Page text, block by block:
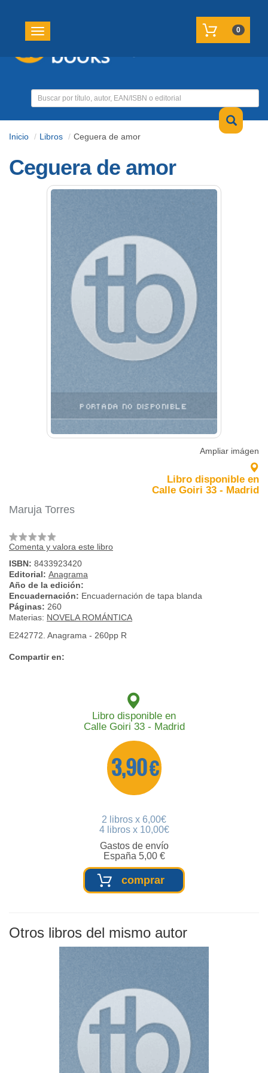
Toggle navigation 0
Inicio Libros Ceguera de amor
Ceguera de amor
Ampliar imágen
Libro disponible en
Calle Goiri 33 - Madrid
Maruja Torres
Comenta y valora este libro
ISBN: 8433923420
Editorial: Anagrama
Año de la edición:
Encuadernación: Encuadernación de tapa blanda
Páginas: 260
Materias: NOVELA ROMÁNTICA
E242772. Anagrama - 260pp R
Compartir en:
Libro disponible en
Calle Goiri 33 - Madrid
3,90 €
2 libros x 6,00€
4 libros x 10,00€
Gastos de envío
España 5,00 €
comprar
Otros libros del mismo autor